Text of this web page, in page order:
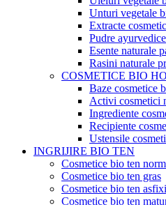
Unturi vegetale
Extracte
Pudre
Esente naturale
Rasini naturale
COSMETICE BIO
Baze cosmetice
Activi cosmetici
Ingrediente
Recipiente
Ustensile
INGRIJIRE BIO TEN
Cosmetice bio ten
Cosmetice bio ten gras
Cosmetice bio ten
Cosmetice bio ten